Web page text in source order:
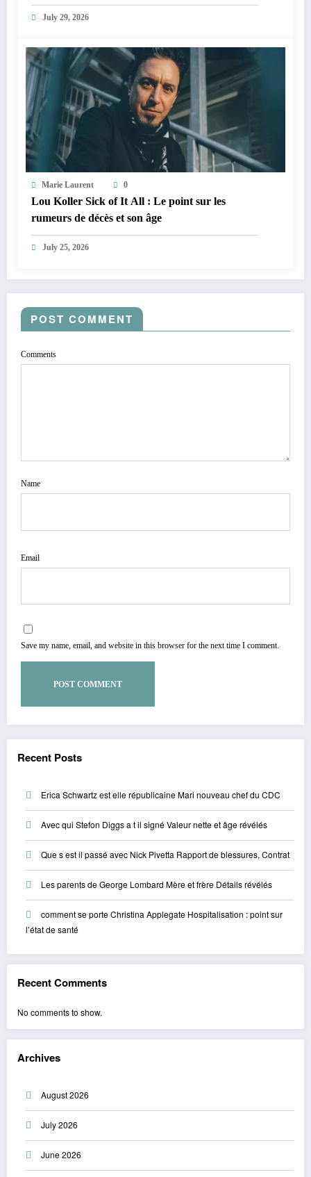
July 29, 2026
Marie Laurent 0
Lou Koller Sick of It All : Le point sur les
rumeurs de décès et son âge
July 25, 2026
POST COMMENT
Comments
Name
Email
Save my name, email, and website in this browser for the next time I comment.
Recent Posts
Erica Schwartz est elle républicaine Mari nouveau chef du CDC
Avec qui Stefon Diggs a t il signé Valeur nette et âge révélés
Que s est il passé avec Nick Pivetta Rapport de blessures, Contrat
Les parents de George Lombard Mère et frère Détails révélés
comment se porte Christina Applegate Hospitalisation : point sur
l’état de santé
Recent Comments
No comments to show.
Archives
August 2026
July 2026
June 2026